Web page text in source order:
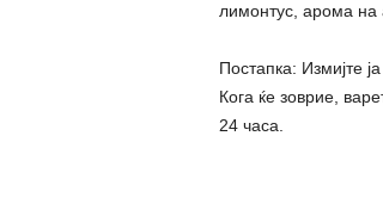
лимонтус, арома на
Постапка: Измијте
Кога ќе зоврие,
24 часа.